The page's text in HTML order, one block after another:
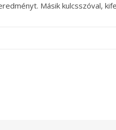
Másik kulcsszóval,